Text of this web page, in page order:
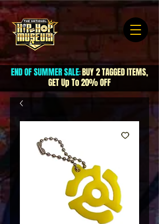
END OF SUMMER SALE:BUY 2 TAGGED ITEMS,
GET Up To 20% OFF